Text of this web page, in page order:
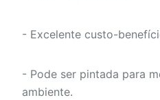
- Excelente custo-
- Pode ser pintada para
ambiente.